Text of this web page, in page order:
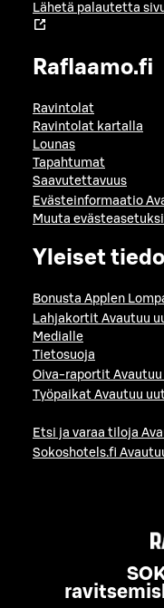
Lähetä palautetta
Raflaamo.fi
Ravintolat
Ravintolat kartalla
Lounas
Tapahtumat
Saavutettavuus
Evästeinformaatio
Muuta
Yleiset
Bonusta Applen
Lahjakortit Avautuu
Medialle
Tietosuoja
Oiva-raportit
Työpaikat Avautuu
Etsi ja varaa tiloja
Sokoshotels.fi